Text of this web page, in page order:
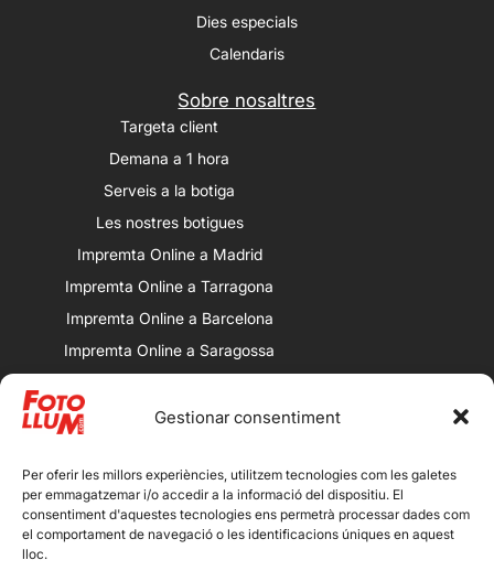
Gestionar consentiment
Per oferir les millors experiències, utilitzem tecnologies com les galetes
per emmagatzemar i/o accedir a la informació del dispositiu. El
consentiment d'aquestes tecnologies ens permetrà processar dades com
el comportament de navegació o les identificacions úniques en aquest
lloc.
Dies especials
Calendaris
Sobre nosaltres
Targeta client
Demana a 1 hora
Serveis a la botiga
Les nostres botigues
Impremta Online a Madrid
Impremta Online a Tarragona
Impremta Online a Barcelona
Impremta Online a Saragossa
Les nostres botigues
25008 Lleida.
Magdalena: Calle Magdalena, 13,
25007 Lleida.